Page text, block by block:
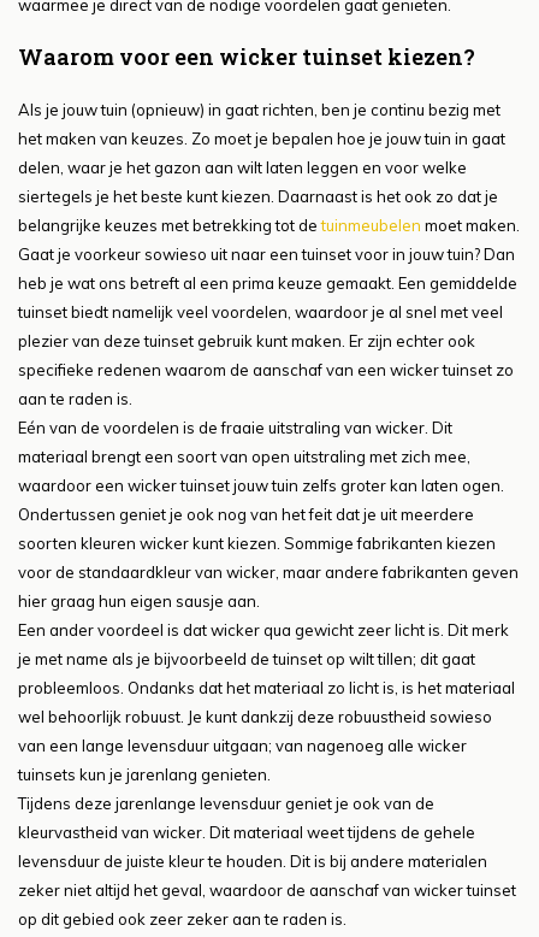
waarmee je direct van de nodige voordelen gaat genieten.
Waarom voor een wicker tuinset kiezen?
Als je jouw tuin (opnieuw) in gaat richten, ben je continu bezig met
het maken van keuzes. Zo moet je bepalen hoe je jouw tuin in gaat
delen, waar je het gazon aan wilt laten leggen en voor welke
siertegels je het beste kunt kiezen. Daarnaast is het ook zo dat je
belangrijke keuzes met betrekking tot detuinmeubelen moet maken.
Gaat je voorkeur sowieso uit naar een tuinset voor in jouw tuin? Dan
heb je wat ons betreft al een prima keuze gemaakt. Een gemiddelde
tuinset biedt namelijk veel voordelen, waardoor je al snel met veel
plezier van deze tuinset gebruik kunt maken. Er zijn echter ook
specifieke redenen waarom de aanschaf van een wicker tuinset zo
aan te raden is.
Eén van de voordelen is de fraaie uitstraling van wicker. Dit
materiaal brengt een soort van open uitstraling met zich mee,
waardoor een wicker tuinset jouw tuin zelfs groter kan laten ogen.
Ondertussen geniet je ook nog van het feit dat je uit meerdere
soorten kleuren wicker kunt kiezen. Sommige fabrikanten kiezen
voor de standaardkleur van wicker, maar andere fabrikanten geven
hier graag hun eigen sausje aan.
Een ander voordeel is dat wicker qua gewicht zeer licht is. Dit merk
je met name als je bijvoorbeeld de tuinset op wilt tillen; dit gaat
probleemloos. Ondanks dat het materiaal zo licht is, is het materiaal
wel behoorlijk robuust. Je kunt dankzij deze robuustheid sowieso
van een lange levensduur uitgaan; van nagenoeg alle wicker
tuinsets kun je jarenlang genieten.
Tijdens deze jarenlange levensduur geniet je ook van de
kleurvastheid van wicker. Dit materiaal weet tijdens de gehele
levensduur de juiste kleur te houden. Dit is bij andere materialen
zeker niet altijd het geval, waardoor de aanschaf van wicker tuinset
op dit gebied ook zeer zeker aan te raden is.